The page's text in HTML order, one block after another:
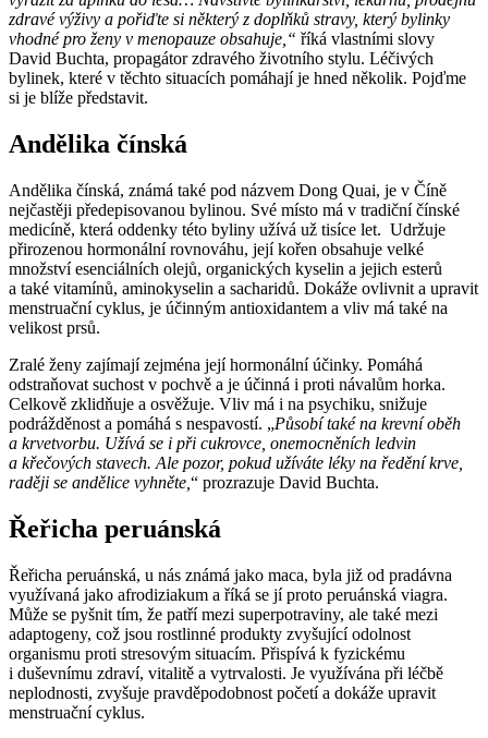
zdravé výživy a pořiďte si některý z doplňků stravy, který bylinky
vhodné pro ženy v menopauze obsahuje,“ říká vlastními slovy
David Buchta, propagátor zdravého životního stylu. Léčivých
bylinek, které v těchto situacích pomáhají je hned několik. Pojďme
si je blíže představit.
Andělika čínská
Andělika čínská, známá také pod názvem Dong Quai, je v Číně
nejčastěji předepisovanou bylinou. Své místo má v tradiční čínské
medicíně, která oddenky této byliny užívá už tisíce let. Udržuje
přirozenou hormonální rovnováhu, její kořen obsahuje velké
množství esenciálních olejů, organických kyselin a jejich esterů
a také vitamínů, aminokyselin a sacharidů. Dokáže ovlivnit a upravit
menstruační cyklus, je účinným antioxidantem a vliv má také na
velikost prsů.
Zralé ženy zajímají zejména její hormonální účinky. Pomáhá
odstraňovat suchost v pochvě a je účinná i proti návalům horka.
Celkově zklidňuje a osvěžuje. Vliv má i na psychiku, snižuje
podrážděnost a pomáhá s nespavostí. „Působí také na krevní oběh
a krvetvorbu. Užívá se i při cukrovce, onemocněních ledvin
a křečových stavech. Ale pozor, pokud užíváte léky na ředění krve,
raději se andělice vyhněte, “ prozrazuje David Buchta.
Řeřicha peruánská
Řeřicha peruánská, u nás známá jako maca, byla již od pradávna
využívaná jako afrodiziakum a říká se jí proto peruánská viagra.
Může se pyšnit tím, že patří mezi superpotraviny, ale také mezi
adaptogeny, což jsou rostlinné produkty zvyšující odolnost
organismu proti stresovým situacím. Přispívá k fyzickému
i duševnímu zdraví, vitalitě a vytrvalosti. Je využívána při léčbě
neplodnosti, zvyšuje pravděpodobnost početí a dokáže upravit
menstruační cyklus.